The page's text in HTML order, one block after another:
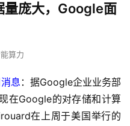
量庞大，Google面
算力
息 ：据Google企业业务部
在Google的对存储和计算
在上周于美国举行的